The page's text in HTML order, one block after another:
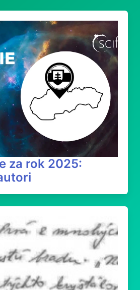
za rok 2025: